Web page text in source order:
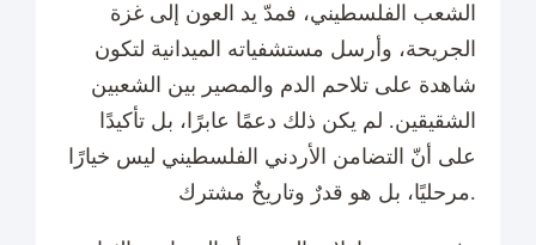
الشعب الفلسطيني، فمدّ يد العون إلى غزة
الجريحة، وأرسل مستشفياته الميدانية لتكون
شاهدة على تلاحم الدم والمصير بين الشعبين
الشقيقين. لم يكن ذلك دعمًا عابرًا، بل تأكيدًا
على أنّ التضامن الأردني الفلسطيني ليس خيارًا
مرحليًا، بل هو قدرٌ وتاريخٌ مشترك.